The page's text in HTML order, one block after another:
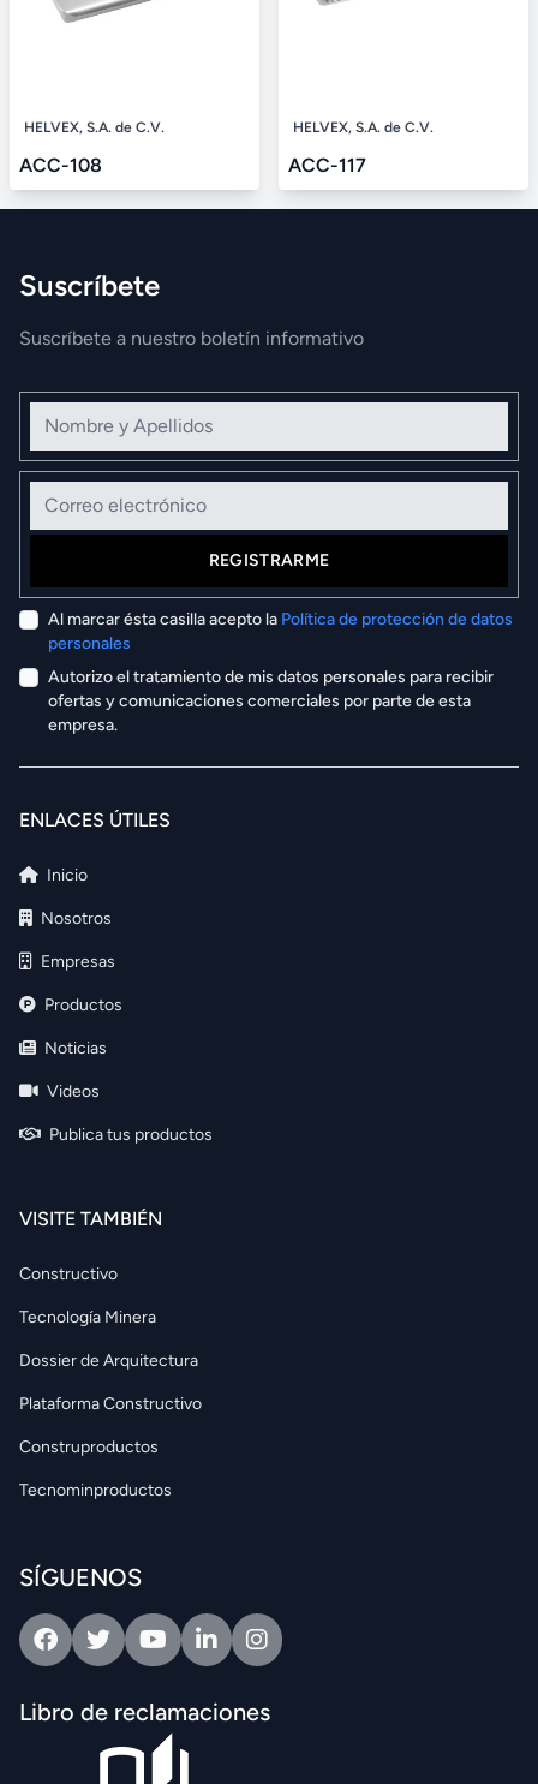
HELVEX, S.A. de C.V.
ACC-108
HELVEX, S.A. de C.V.
ACC-117
Suscríbete
Suscríbete a nuestro boletín informativo
Nombre y Apellidos
Correo electrónico
REGISTRARME
Al marcar ésta casilla acepto la Política de protección de datos
personales
Autorizo el tratamiento de mis datos personales para recibir
ofertas y comunicaciones comerciales por parte de esta
empresa.
ENLACES ÚTILES
Inicio
Nosotros
Empresas
Productos
Noticias
Videos
Publica tus productos
VISITE TAMBIÉN
Constructivo
Tecnología Minera
Dossier de Arquitectura
Plataforma Constructivo
Construproductos
Tecnominproductos
SÍGUENOS
FacebookTwitterYoutubeLinkedinIntagram
Libro de reclamaciones